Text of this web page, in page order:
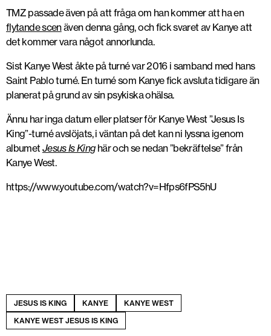
TMZ passade även på att fråga om han kommer att ha en
flytande scenäven denna gång, och fick svaret av Kanye att
det kommer vara något annorlunda.
Sist Kanye West åkte på turné var 2016 i samband med hans
Saint Pablo turné. En turné som Kanye fick avsluta tidigare än
planerat på grund av sin psykiska ohälsa.
Ännu har inga datum eller platser för Kanye West ”Jesus Is
King”-turné avslöjats, i väntan på det kan ni lyssna igenom
albumet Jesus Is Kinghär och se nedan ”bekräftelse” från
Kanye West.
https://www.youtube.com/watch?v=Hfps6fPS5hU
JESUS IS KING KANYE
KANYE WEST
KANYE WEST JESUS IS KING